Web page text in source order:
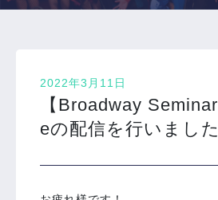
2022年3月11日
【Broadway
eの配信を行いました